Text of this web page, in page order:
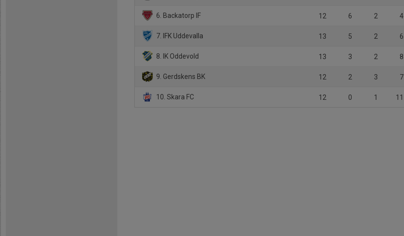
6. Backatorp IF 12 6 2 4
7. IFK Uddevalla 13 5 2 6
8. IK Oddevold 13 3 2 8
9. Gerdskens BK 12 2 3 7
10. Skara FC 12 0 1 11